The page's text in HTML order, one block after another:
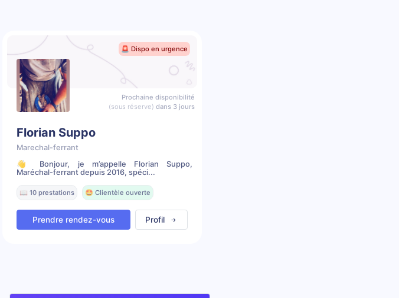
🚨 Dispo en urgence
Prochaine disponibilité
(sous réserve) dans 3 jours
Florian Suppo
Marechal-ferrant
👋 Bonjour, je m’appelle Florian Suppo,
Maréchal-ferrant depuis 2016, spéci...
📖 10 prestations 🤩 Clientèle ouverte
Prendre rendez-vous Profil